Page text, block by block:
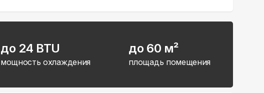
до 24 BTU
мощность охлаждения
до 60 м²
площадь помещения